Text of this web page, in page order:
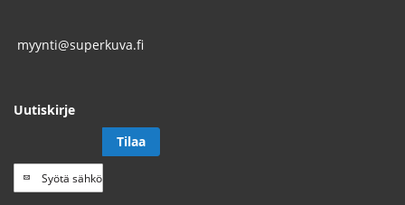
myynti@superkuva.fi
Uutiskirje
Tilaa
uutiskirje
Tilaa